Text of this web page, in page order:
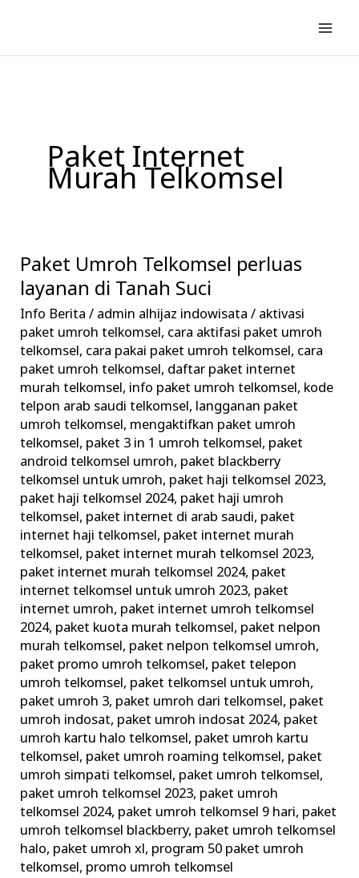
konten
Paket Internet
Murah Telkomsel
Paket Umroh Telkomsel perluas
layanan di Tanah Suci
Info Berita / admin alhijaz indowisata/ aktivasi
paket umroh telkomsel, cara aktifasi paket umroh
telkomsel, cara pakai paket umroh telkomsel, cara
paket umroh telkomsel, daftar paket internet
murah telkomsel, info paket umroh telkomsel, kode
telpon arab saudi telkomsel, langganan paket
umroh telkomsel, mengaktifkan paket umroh
telkomsel, paket 3 in 1 umroh telkomsel, paket
android telkomsel umroh, paket blackberry
telkomsel untuk umroh, paket haji telkomsel 2023,
paket haji telkomsel 2024, paket haji umroh
telkomsel, paket internet di arab saudi, paket
internet haji telkomsel, paket internet murah
telkomsel, paket internet murah telkomsel 2023,
paket internet murah telkomsel 2024, paket
internet telkomsel untuk umroh 2023, paket
internet umroh, paket internet umroh telkomsel
2024, paket kuota murah telkomsel, paket nelpon
murah telkomsel, paket nelpon telkomsel umroh,
paket promo umroh telkomsel, paket telepon
umroh telkomsel, paket telkomsel untuk umroh,
paket umroh 3, paket umroh dari telkomsel, paket
umroh indosat, paket umroh indosat 2024, paket
umroh kartu halo telkomsel, paket umroh kartu
telkomsel, paket umroh roaming telkomsel, paket
umroh simpati telkomsel, paket umroh telkomsel,
paket umroh telkomsel 2023, paket umroh
telkomsel 2024, paket umroh telkomsel 9 hari, paket
umroh telkomsel blackberry, paket umroh telkomsel
halo, paket umroh xl, program 50 paket umroh
telkomsel, promo umroh telkomsel
Paket
Umroh
Telkomsel
perluas
layanan
di
Tanah
Suci